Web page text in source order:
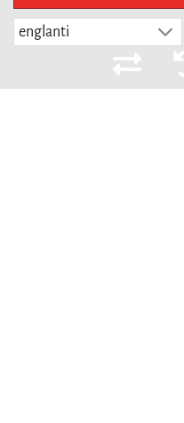
englanti